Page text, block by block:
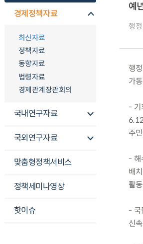
경제정책자료
최신자료
정책자료
동향자료
법령자료
경제관계장관회의
국내연구자료
국외연구자료
맞춤형정책서비스
정책세미나영상
핫이슈
예
행
행
가
- 기
주
- 해
배
활
- 국
신